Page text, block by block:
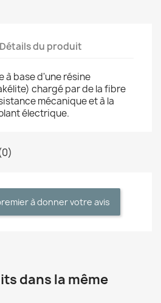
Détails du produit
à base d'une résine
chargé par de la fibre
mécanique et à la
électrique.
à donner votre avis
dans la même